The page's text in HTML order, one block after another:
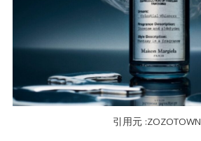
引用元 :ZOZOTOWN